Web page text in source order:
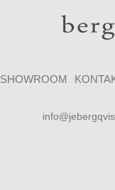
SHOWROOM